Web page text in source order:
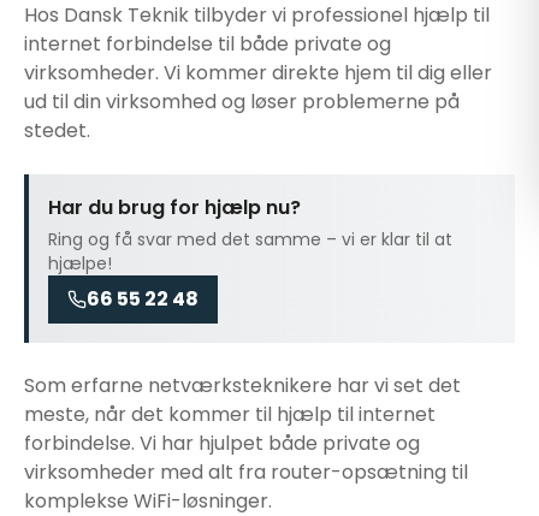
Hos Dansk Teknik tilbyder vi professionel hjælp til
internet forbindelse til både private og
virksomheder. Vi kommer direkte hjem til dig eller
ud til din virksomhed og løser problemerne på
stedet.
Har du brug for hjælp nu?
Ring og få svar med det samme – vi er klar til at
hjælpe!
66 55 22 48
Som erfarne netværksteknikere har vi set det
meste, når det kommer til hjælp til internet
forbindelse. Vi har hjulpet både private og
virksomheder med alt fra router-opsætning til
komplekse WiFi-løsninger.